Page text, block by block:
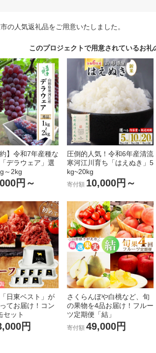
の人気返礼品をご用意いたしました。
このプロジェクトで用意されているお礼
約】令和7年産種な
デラウェア」選
～2kg
円～
圧倒的人気！令和6年産清流
寒河江川育ち「はえぬき」5
kg~20kg
寄付額 10,000円～
日東ベスト」が
てお届け！コン
セット
円
さくらんぼや白桃など、旬
の果物を4品お届け！フルー
ツ定期便「結」
寄付額 49,000円